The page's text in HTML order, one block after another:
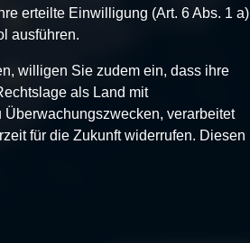
erteilte Einwilligung (Art. 6 Abs. 1 a)
ausführen.
willigen Sie zudem ein, dass ihre
als Land mit
verarbeitet
für die Zukunft widerrufen. Diesen